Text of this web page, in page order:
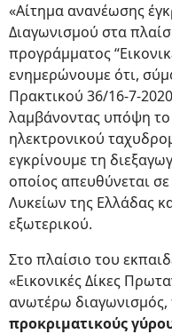
«Αίτημα ανανέωσης
Διαγωνισμού στα
προγράμματος
ενημερώνουμε ότι,
Πρακτικού 36/16-7-
λαμβάνοντας υπόψη
ηλεκτρονικού
εγκρίνουμε τη
οποίος απευθύνεται
Λυκείων της Ελλάδας
εξωτερικού.
Στο πλαίσιο του
«Εικονικές Δίκες
ανωτέρω διαγωνισμός,
προκριματικούς